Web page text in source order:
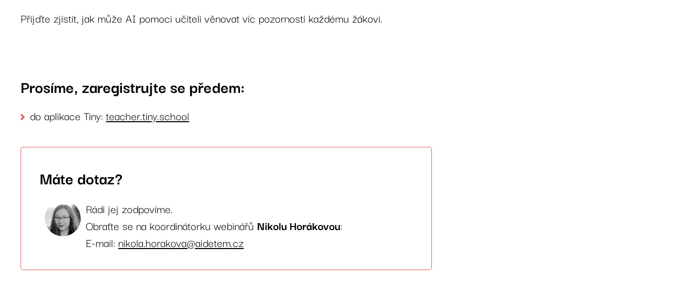
Přijďte zjistit, jak může AI pomoci učiteli věnovat víc pozornosti každému žákovi.
Prosíme, zaregistrujte se předem:
do aplikace Tiny: teacher.tiny.school
Máte dotaz?
Rádi jej zodpovíme.
Obraťte se na koordinátorku webinářů Nikolu Horákovou:
E-mail: nikola.horakova@aidetem.cz